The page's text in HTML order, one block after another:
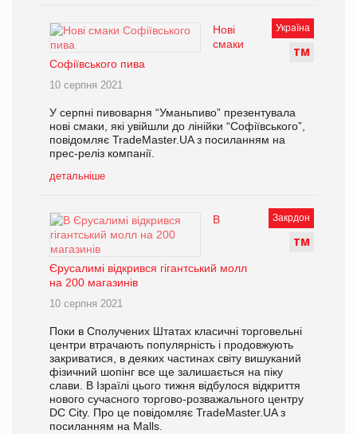
Україна
ТМ
Нові
смаки
Софіївського пива
10 серпня 2021
У серпні пивоварня “Уманьпиво” презентувала
нові смаки, які увійшли до лінійки “Софіївського”,
повідомляє TradeMaster.UA з посиланням на
прес-реліз компанії.
детальніше
Закрдон
ТМ
В
Єрусалимі відкрився гігантський молл
на 200 магазинів
10 серпня 2021
Поки в Сполучених Штатах класичні торговельні
центри втрачають популярність і продовжують
закриватися, в деяких частинах світу вишуканий
фізичний шопінг все ще залишається на піку
слави. В Ізраїлі цього тижня відбулося відкриття
нового сучасного торгово-розважального центру
DC City. Про це повідомляє TradeMaster.UA з
посиланням на Мalls.